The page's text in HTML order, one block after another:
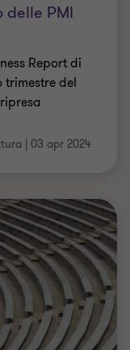
delle PMI
Report di
del
| 03 apr 2024